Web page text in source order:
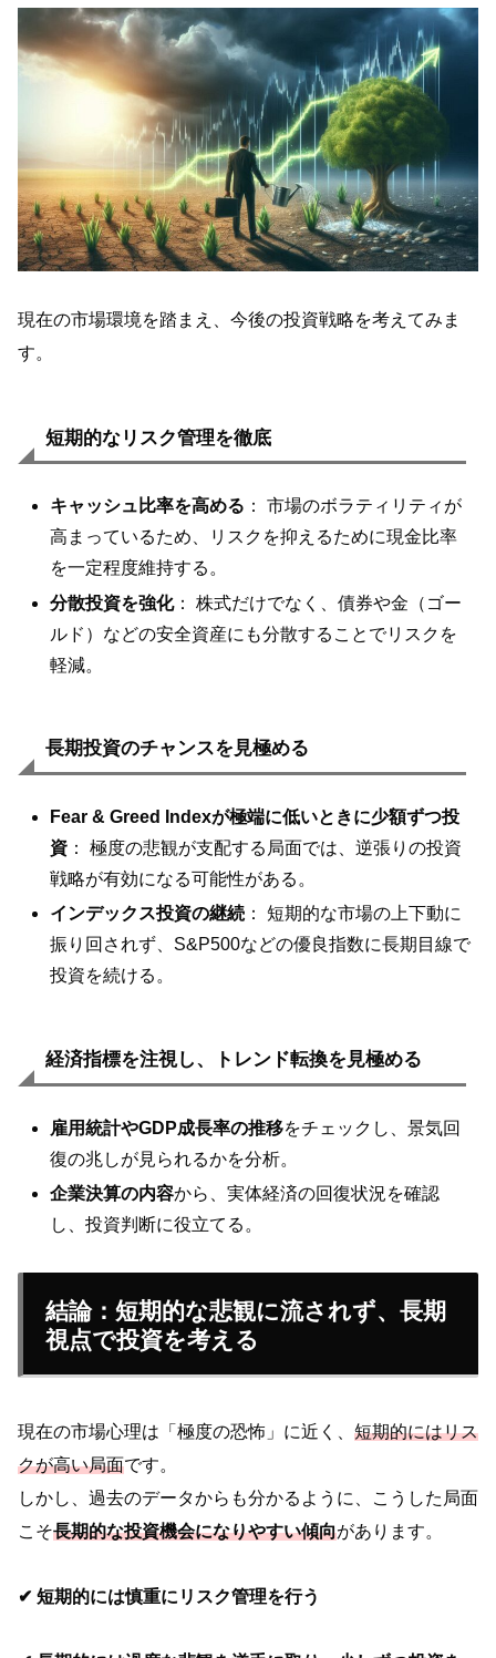
現在の市場環境を踏まえ、今後の投資戦略を考えてみま
す。
短期的なリスク管理を徹底
キャッシュ比率を高める ： 市場のボラティリティが
高まっているため、リスクを抑えるために現金比率
を一定程度維持する。
分散投資を強化： 株式だけでなく、債券や金（ゴー
ルド）などの安全資産にも分散することでリスクを
軽減。
長期投資のチャンスを見極める
Fear & Greed Indexが極端に低いときに少額ずつ投
資 ： 極度の悲観が支配する局面では、逆張りの投資
戦略が有効になる可能性がある。
インデックス投資の継続 ： 短期的な市場の上下動に
振り回されず、S&P500などの優良指数に長期目線で
投資を続ける。
経済指標を注視し、トレンド転換を見極める
雇用統計やGDP成長率の推移をチェックし、景気回
復の兆しが見られるかを分析。
企業決算の内容から、実体経済の回復状況を確認
し、投資判断に役立てる。
結論：短期的な悲観に流されず、長期
視点で投資を考える
現在の市場心理は「極度の恐怖」に近く、 短期的にはリス
クが高い局面です。
しかし、過去のデータからも分かるように、こうした局面
こそ長期的な投資機会になりやすい傾向があります。
✔ 短期的には慎重にリスク管理を行う